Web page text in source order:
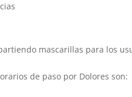
mascarillas para los
de paso por Dolores son: